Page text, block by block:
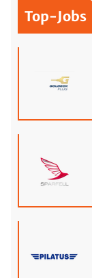
Top-Jobs